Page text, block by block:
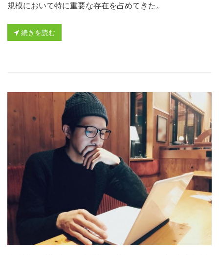
規模において特に重要な存在を占めてきた。
続きを読む